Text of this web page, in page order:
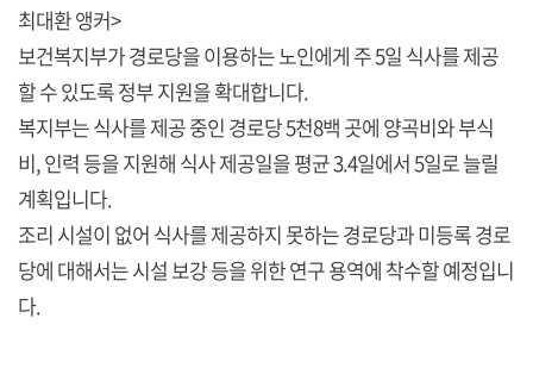
최대환 앵커>
보건복지부가 경로당을 이용하는 노인에게 주 5일 식사를 제공
할 수 있도록 정부 지원을 확대합니다.
복지부는 식사를 제공 중인 경로당 5천8백 곳에 양곡비와 부식
비, 인력 등을 지원해 식사 제공일을 평균 3.4일에서 5일로 늘릴
계획입니다.
조리 시설이 없어 식사를 제공하지 못하는 경로당과 미등록 경로
당에 대해서는 시설 보강 등을 위한 연구 용역에 착수할 예정입니
다.